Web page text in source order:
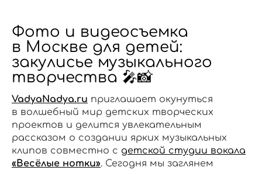
Фото и видеосъемка
в Москве для детей:
закулисье музыкального
творчества 🎤📸
VadyaNadya.ru приглашает окунуться
в волшебный мир детских творческих
проектов и делится увлекательным
рассказом о создании ярких музыкальных
клипов совместно с детской студии вокала
«Весёлые нотки». Сегодня мы заглянем